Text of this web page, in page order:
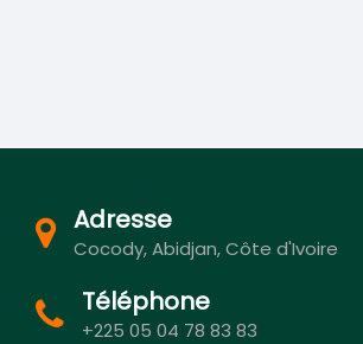
Adresse
Cocody, Abidjan, Côte d'Ivoire
Téléphone
+225 05 04 78 83 83